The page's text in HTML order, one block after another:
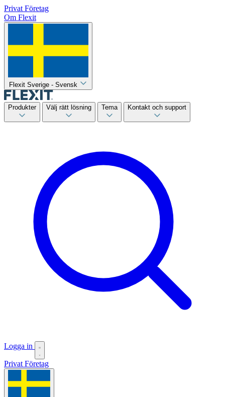
Privat Företag
Om Flexit
Flexit Sverige - Svensk
Produkter Välj rätt lösning Tema Kontakt och support
Logga in
Privat Företag